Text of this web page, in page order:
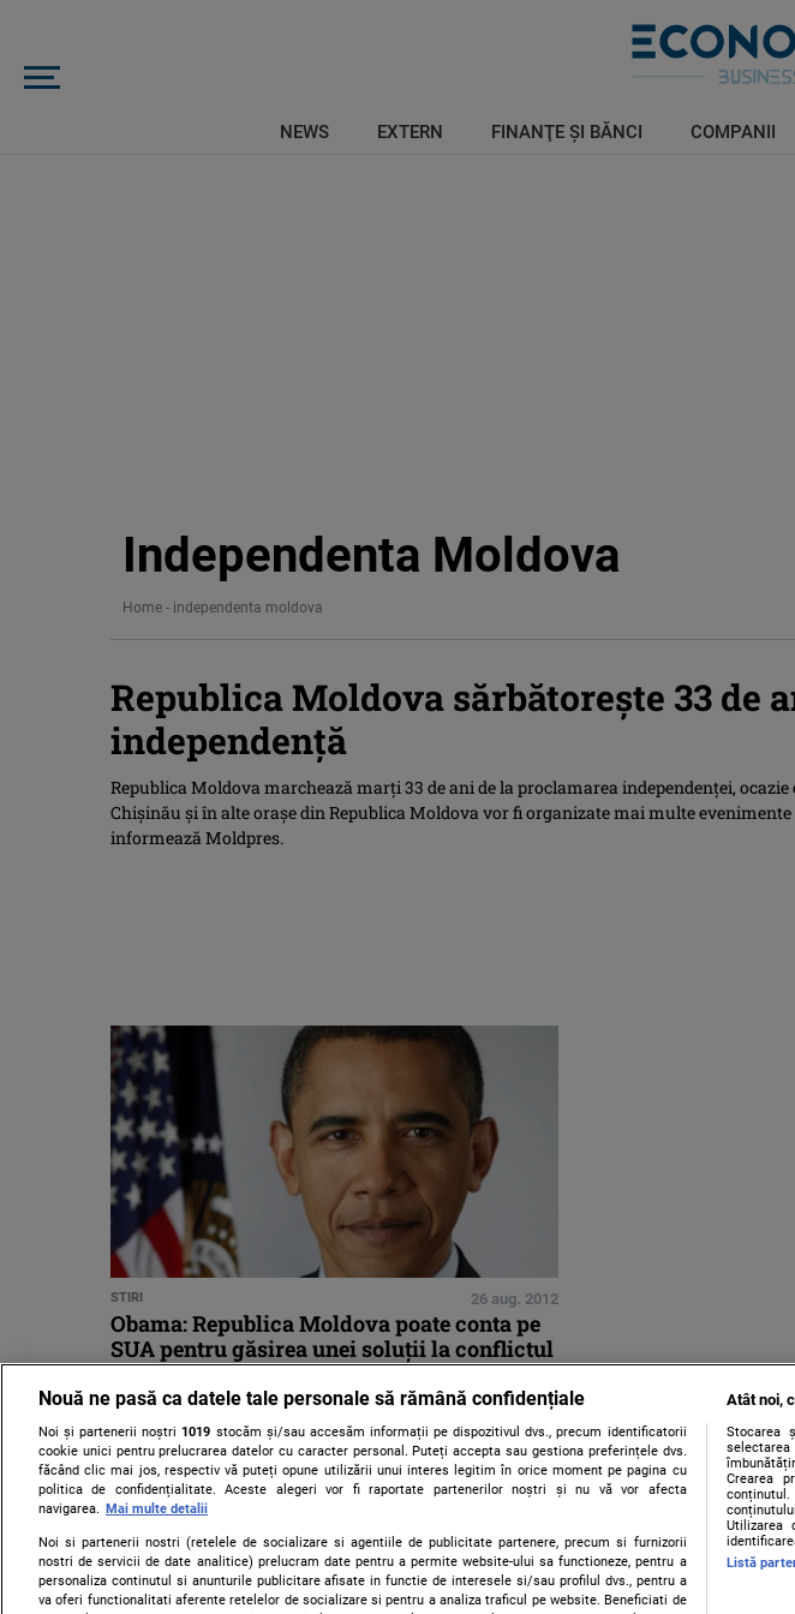
NEWS EXTERN FINANŢE ŞI BĂNCI COMPANII
Independenta Moldova
Home - independenta moldova
Republica Moldova sărbătoreşte 33 de
independenţă
Republica Moldova marchează marţi 33 de ani de la proclamarea independenţei, ocazie
Chişinău şi în alte oraşe din Republica Moldova vor fi organizate mai multe evenimente
informează Moldpres.
STIRI 26 aug. 2012
Obama: Republica Moldova poate conta pe
SUA pentru găsirea unei soluţii la conflictul
transnistrean
Nouă ne pasă ca datele tale personale să rămână confidențiale
Noi și partenerii noștri1019 stocăm și/sau accesăm informații pe dispozitivul dvs., precum identificatorii
cookie unici pentru prelucrarea datelor cu caracter personal. Puteți accepta sau gestiona preferințele dvs.
făcând clic mai jos, respectiv vă puteți opune utilizării unui interes legitim în orice moment pe pagina cu
politica de confidențialitate. Aceste alegeri vor fi raportate partenerilor noștri și nu vă vor afecta
navigarea.
Mai multe detalii
Noi si partenerii nostri (retelele de socializare si agentiile de publicitate partenere, precum si furnizorii
nostri de servicii de date analitice) prelucram date pentru a permite website-ului sa functioneze, pentru a
personaliza continutul si anunturile publicitare afisate in functie de interesele si/sau profilul dvs., pentru a
va oferi functionalitati aferente retelelor de socializare si pentru a analiza traficul pe website. Beneficiati de
Atât noi,
Stocarea
Crearea
Utilizarea
Listă